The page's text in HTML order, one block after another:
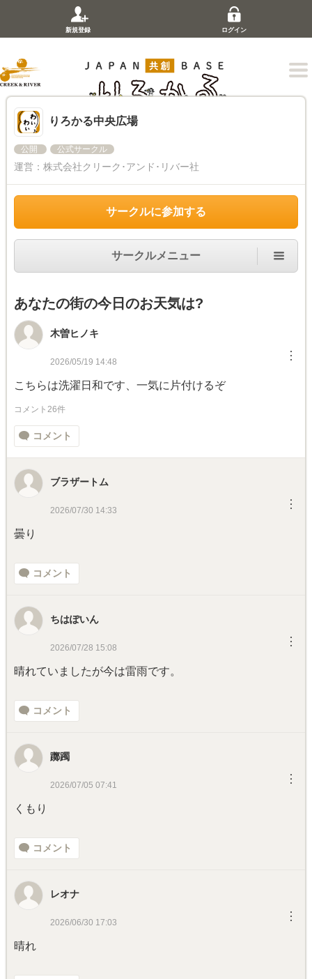
新規登録 ログイン
りろかる中央広場
公開 公式サークル
運営： 株式会社クリーク･アンド･リバー社
サークルに参加する
サークルメニュー
あなたの街の今日のお天気は?
木曽ヒノキ
2026/05/19 14:48 ︙
こちらは洗濯日和です、一気に片付けるぞ
コメント26件
コメント
ブラザートム
2026/07/30 14:33 ︙
曇り
コメント
ちはぽいん
2026/07/28 15:08 ︙
晴れていましたが今は雷雨です。
コメント
躑躅
2026/07/05 07:41 ︙
くもり
コメント
レオナ
2026/06/30 17:03 ︙
晴れ